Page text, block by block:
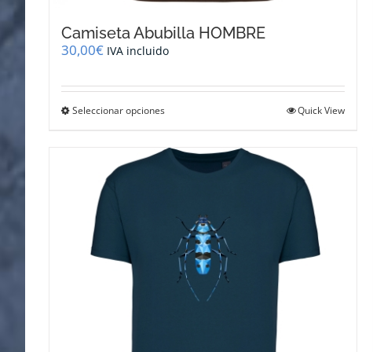
Camiseta Abubilla HOMBRE
30,00€ IVA incluido
Seleccionar opciones
múltiples
variantes.
se
pueden
elegir
en
página
Quick View